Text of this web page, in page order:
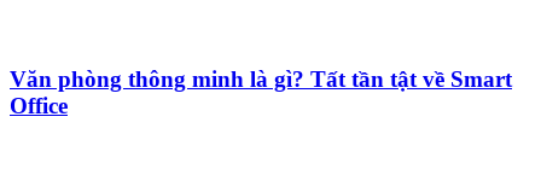
Văn phòng thông minh là gì? Tất tần tật về Smart
Office